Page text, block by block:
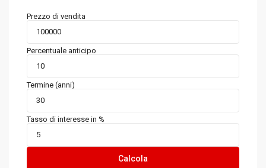
Prezzo di vendita
Percentuale anticipo
Termine (anni)
Tasso di interesse in %
Calcola